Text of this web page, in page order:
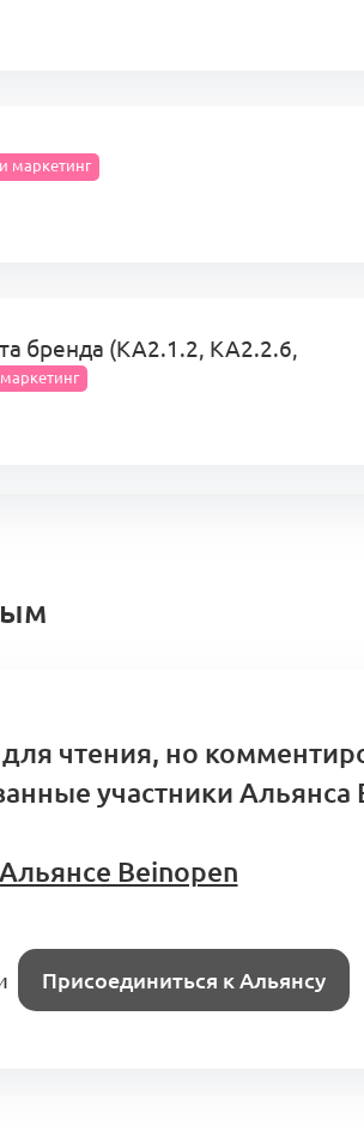
маркетинг
бренда (KA2.1.2, KA2.2.6,
Кооперационные
и маркетинг
чтения, но
участники Альянса
Beinopen
Присоединиться к Альянсу